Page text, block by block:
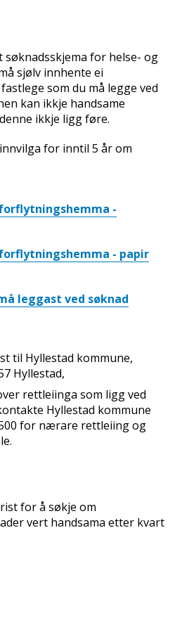
søknadsskjema for helse- og
sjølv innhente ei
som du må legge ved
kan ikkje handsame
ikkje ligg føre.
for inntil 5 år om
-
- papir
leggast ved søknad
til Hyllestad kommune,
Hyllestad,
rettleiinga som ligg ved
Hyllestad kommune
for nærare rettleiing og
for å søkje om
vert handsama etter kvart